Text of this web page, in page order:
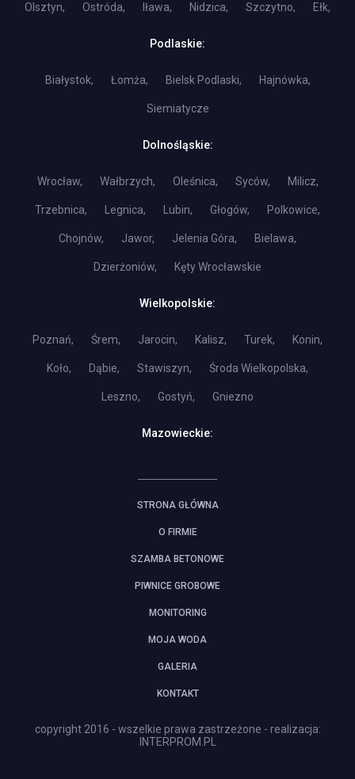
Olsztyn, Ostróda, Iława, Nidzica, Szczytno, Ełk,
Podlaskie:
Białystok, Łomża, Bielsk Podlaski, Hajnówka,
Siemiatycze
Dolnośląskie:
Wrocław, Wałbrzych, Oleśnica, Syców, Milicz,
Trzebnica, Legnica, Lubin, Głogów, Polkowice,
Chojnów, Jawor, Jelenia Góra, Bielawa,
Dzierżoniów, Kęty Wrocławskie
Wielkopolskie:
Poznań, Śrem, Jarocin, Kalisz, Turek, Konin,
Koło, Dąbie, Stawiszyn, Środa Wielkopolska,
Leszno, Gostyń, Gniezno
Mazowieckie:
STRONA GŁÓWNA
O FIRMIE
SZAMBA BETONOWE
PIWNICE GROBOWE
MONITORING
MOJA WODA
GALERIA
KONTAKT
copyright 2016 - wszelkie prawa zastrzeżone - realizacja:
INTERPROM.PL